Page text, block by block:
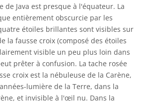
de Java est presque à l'équateur. La
entièrement obscurcie par les
étoiles brillantes sont visibles sur
la fausse croix (composé des étoiles
visible un peu plus loin dans
prêter à confusion. La tache rosée
croix est la nébuleuse de la Carène,
lumière de la Terre, dans la
et invisible à l'œil nu. Dans la